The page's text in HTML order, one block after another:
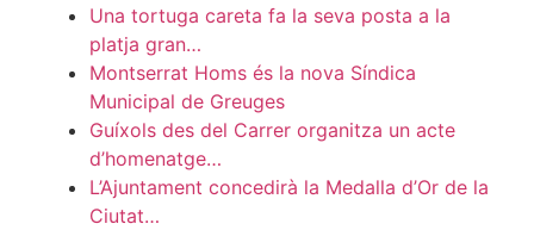
Una tortuga careta fa la seva posta a la
platja gran…
Montserrat Homs és la nova Síndica
Municipal de Greuges
Guíxols des del Carrer organitza un acte
d’homenatge…
L’Ajuntament concedirà la Medalla d’Or de la
Ciutat…